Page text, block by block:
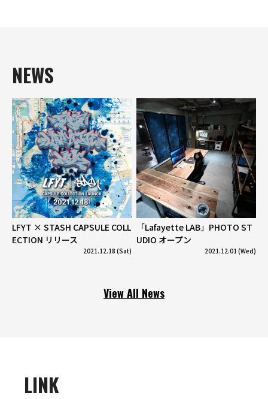
NEWS
LFYT × STASH CAPSULE COLL
ECTION リリース
2021.12.18 (Sat)
「Lafayette LAB」PHOTO ST
UDIO オープン
2021.12.01 (Wed)
View All News
LINK